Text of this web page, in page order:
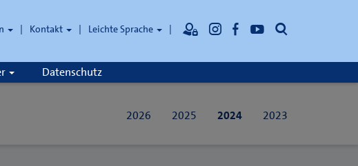
Kontakt Leichte Sprache
Datenschutz
2026 2025 2024 2023